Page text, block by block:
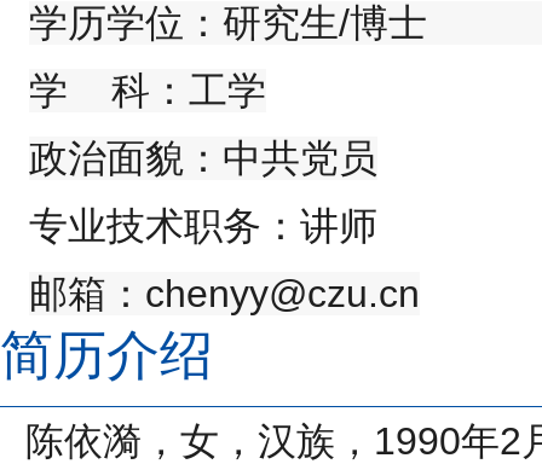
学历学位：研究生/博士
学
科：工学
政治面貌：中共党员
专业技术职务：讲师
邮箱： chenyy@czu.cn
简历介绍
陈依漪，女，汉族， 1990年2